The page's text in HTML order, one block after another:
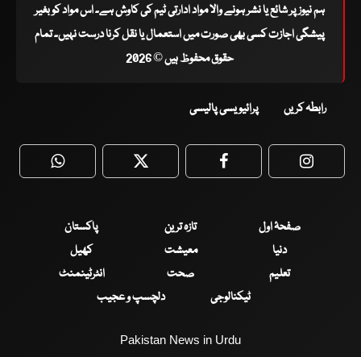
ہم نیوز پر شائع یا نشر ہونے والا مواد ادارتی ٹیم کی کاوش ہے۔ اس مواد کو بغیر
پیشگی اجازت کسی بھی صورت میں استعمال یا نقل کرنا درست نہیں۔ تمام
حقوق محفوظ ہیں © 2026
رابطہ کریں پرائیویسی پالیسی
WhatsApp Twitter Facebook
صفحۂ اول تازہ ترین
پاکستان
دنیا
معیشت
کھیل
تعلیم
صحت
انٹرٹینمنٹ
ٹیکنالوجی
دلچسپ و عجیب
Pakistan News in Urdu